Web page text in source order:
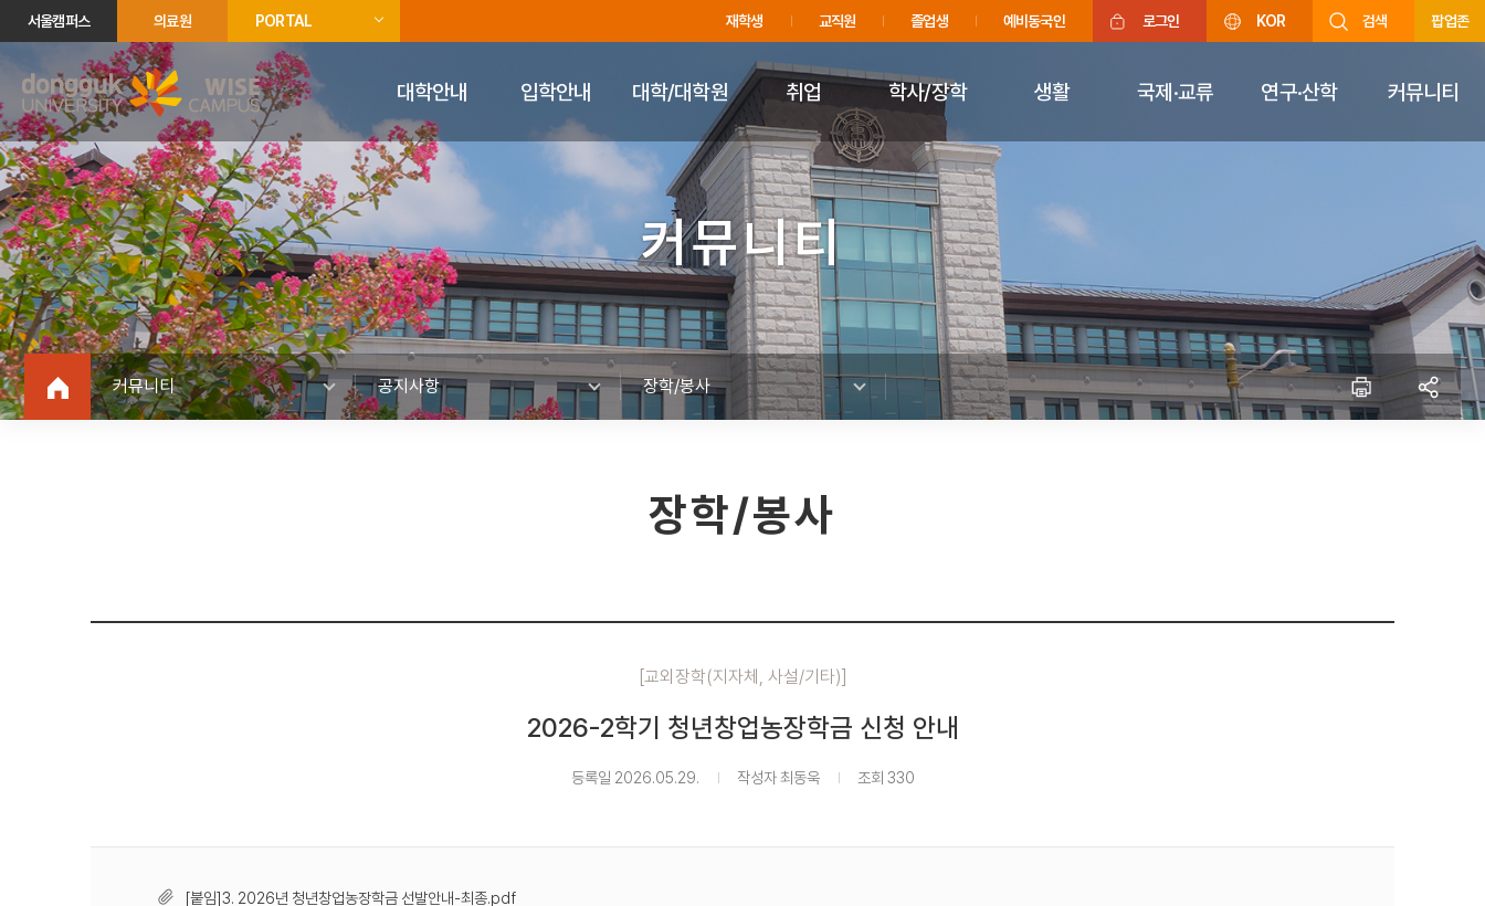
주메뉴 바로가기
푸터 바로가기
서울캠퍼스 의료원 PORTAL 재학생 교직원 졸업생 예비동국인 로그인 KOR 검색 팝업존
대학안내 입학안내 대학/대학원 취업 학사/장학 생활 국제·교류 연구·산학 커뮤니티
커뮤니티
커뮤니티 공지사항 장학/봉사
장학/봉사
[교외장학(지자체, 사설/기타)]
2026-2학기 청년창업농장학금 신청 안내
등록일 2026.05.29. 작성자 최동욱 조회 330
[붙임]3. 2026년 청년창업농장학금 선발안내-최종.pdf